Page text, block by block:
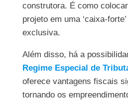
construtora. É como
projeto em uma ‘caixa-
exclusiva.
Além disso, há a
Regime Especial de
oferece vantagens fiscais
tornando os